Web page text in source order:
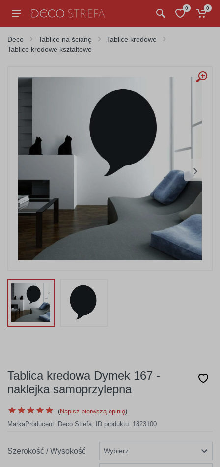
0 0
Deco Tablice na ścianę
Tablice kredowe
Tablice kredowe kształtowe
›
Tablica kredowa Dymek 167 -
naklejka samoprzylepna
(Napisz pierwszą opinię)
MarkaProducent: Deco Strefa, ID produktu: 1823100
Szerokość / Wysokość